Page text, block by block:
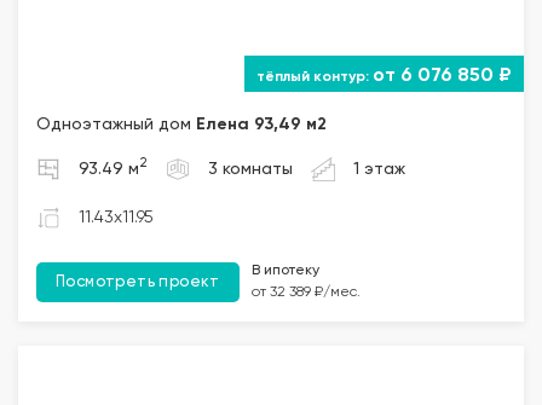
от 6 076 850 ₽
Одноэтажный дом Елена 93,49 м2
93.49 м 2 3 комнаты 1 этаж
11.43x11.95
Посмотреть проект
В ипотеку
от 32 389 ₽/мес.